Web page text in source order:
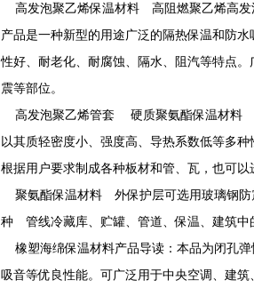
高发泡聚乙烯保温材料 高阻燃聚乙烯高发
产品是一种新型的用途广泛的隔热保温和防
性好、耐老化、耐腐蚀、隔水、阻汽等特点
震等部位。
高发泡聚乙烯管套 硬质聚氨酯保温材料
以其质轻密度小、强度高、导热系数低等多
根据用户要求制成各种板材和管、瓦，也可以
聚氨酯保温材料 外保护层可选用玻璃钢防
种 管线冷藏库、贮罐、管道、保温、建筑中
橡塑海绵保温材料产品导读：本品为闭孔弹
吸音等优良性能。可广泛用于中央空调、建